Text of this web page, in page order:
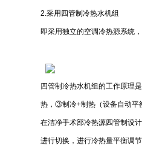
2.采用四管制冷热水机组
即采用独立的空调冷热源系统
四管制冷热水机组的工作原理
热，③制冷+制热（设备自动平
在洁净手术部冷热源四管制设
进行切换，进行冷热量平衡调